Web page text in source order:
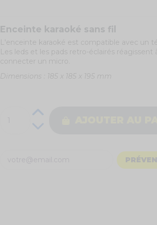
Enceinte karaoké sans fil
L'enceinte karaoké est compatible avec un
Les leds et les pads retro-éclairés
connecter un micro.
Dimensions : 185 x 185 x 195 mm